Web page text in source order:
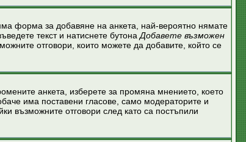
форма за добавяне на анкета, най-вероятно нямате
текст и натиснете бутона Добавете възможен
отговори, които можете да добавите, който се
анкета, изберете за промяна мнението, което
има поставени гласове, само модераторите и
възможните отговори след като са постъпили